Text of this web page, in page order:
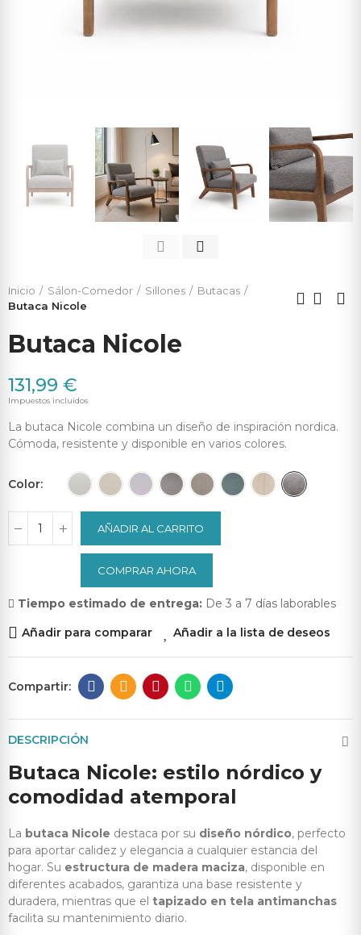
Inicio Sálon-Comedor Sillones
Butacas
Butaca Nicole
Butaca Nicole
131,99 €
Impuestos incluidos
La butaca Nicole combina un diseño de inspiración nordica.
Cómoda, resistente y disponible en varios colores.
Color
AÑADIR AL CARRITO
COMPRAR AHORA
Tiempo estimado de entrega: De 3 a 7 días laborables
Añadir para comparar
Añadir a la lista de deseos
DESCRIPCIÓN
Butaca Nicole: estilo nórdico y
comodidad atemporal
La butaca Nicole destaca por su diseño nórdico, perfecto
para aportar calidez y elegancia a cualquier estancia del
hogar. Su estructura de madera maciza, disponible en
diferentes acabados, garantiza una base resistente y
duradera, mientras que el tapizado en tela antimanchas
facilita su mantenimiento diario.